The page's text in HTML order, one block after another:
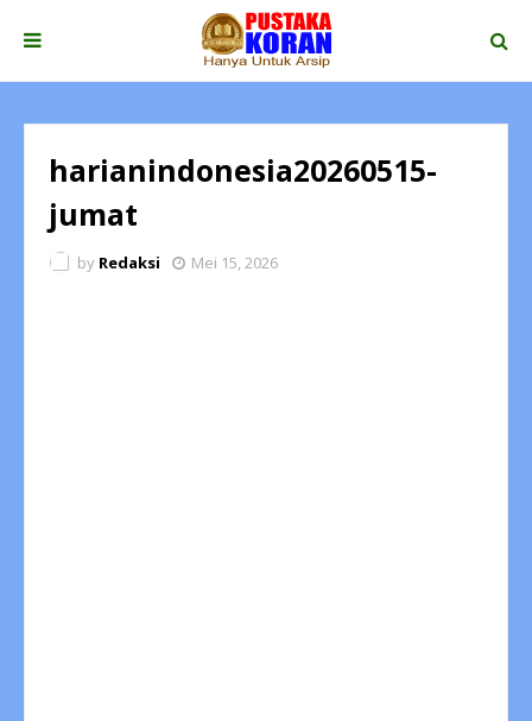
harianindonesia20260515-
jumat
by Redaksi Mei 15, 2026